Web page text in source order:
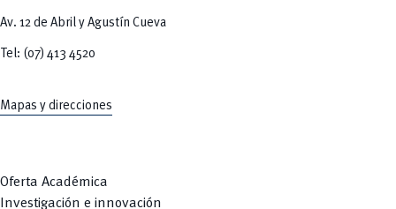
Av. 12 de Abril y Agustín Cueva
Tel: (07) 413 4520
Mapas y direcciones
Oferta Académica
Investigación e innovación